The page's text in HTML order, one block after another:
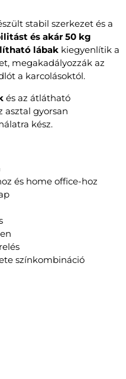
stabil szerkezet és a
és akár 50 kg
lábak kiegyenlítik a
megakadályozzák az
a karcolásoktól.
és az átlátható
gyorsan
kész.
és home office-hoz
színkombináció